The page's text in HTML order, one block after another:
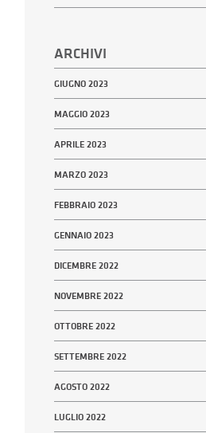
ARCHIVI
GIUGNO 2023
MAGGIO 2023
APRILE 2023
MARZO 2023
FEBBRAIO 2023
GENNAIO 2023
DICEMBRE 2022
NOVEMBRE 2022
OTTOBRE 2022
SETTEMBRE 2022
AGOSTO 2022
LUGLIO 2022